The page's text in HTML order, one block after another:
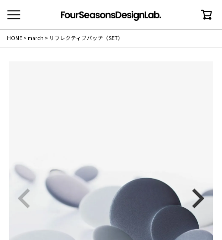
HOME march リフレクティブバッヂ（SET）